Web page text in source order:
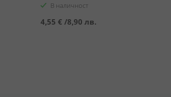
В наличност
4,55 € /8,90 лв.